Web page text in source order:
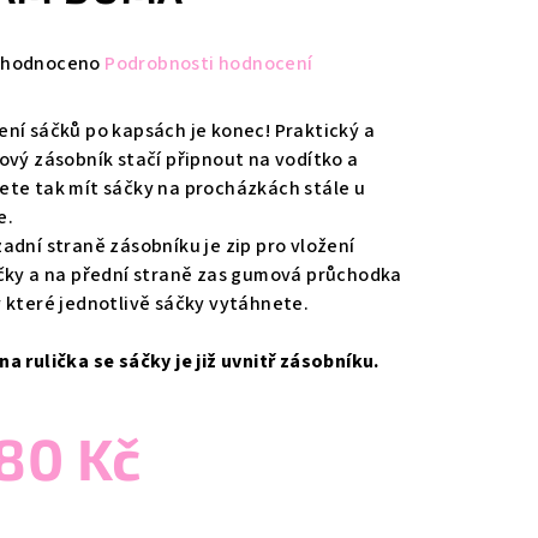
Podrobnosti hodnocení
sáčků po kapsách je konec! Praktický a
zásobník stačí připnout na vodítko a
tak mít sáčky na procházkách stále u
straně zásobníku je zip pro vložení
a na přední straně zas gumová průchodka
které jednotlivě sáčky vytáhnete.
rulička se sáčky je již uvnitř zásobníku.
Kč